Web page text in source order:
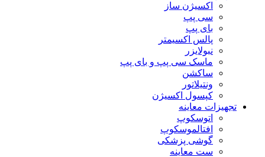
اکسیژن ساز
سی پپ
بای پپ
پالس اکسیمتر
نبولایزر
ماسک سی پپ و بای پپ
ساکشن
ونتیلاتور
کپسول اکسیژن
تجهیزات معاینه
اتوسکوپ
افتالموسکوپ
گوشی پزشکی
ست معاینه